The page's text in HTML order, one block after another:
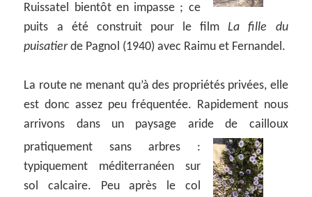
Ruissatel bientôt en impasse ; ce
puits a été construit pour le filmLa fille du
puisatierde Pagnol (1940) avec Raimu et Fernandel.
La route ne menant qu’à des propriétés privées, elle
est donc assez peu fréquentée. Rapidement nous
arrivons dans un paysage aride de cailloux
pratiquement sans arbres :
typiquement méditerranéen sur
sol calcaire. Peu après le col